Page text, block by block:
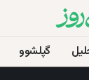
گپلشوو